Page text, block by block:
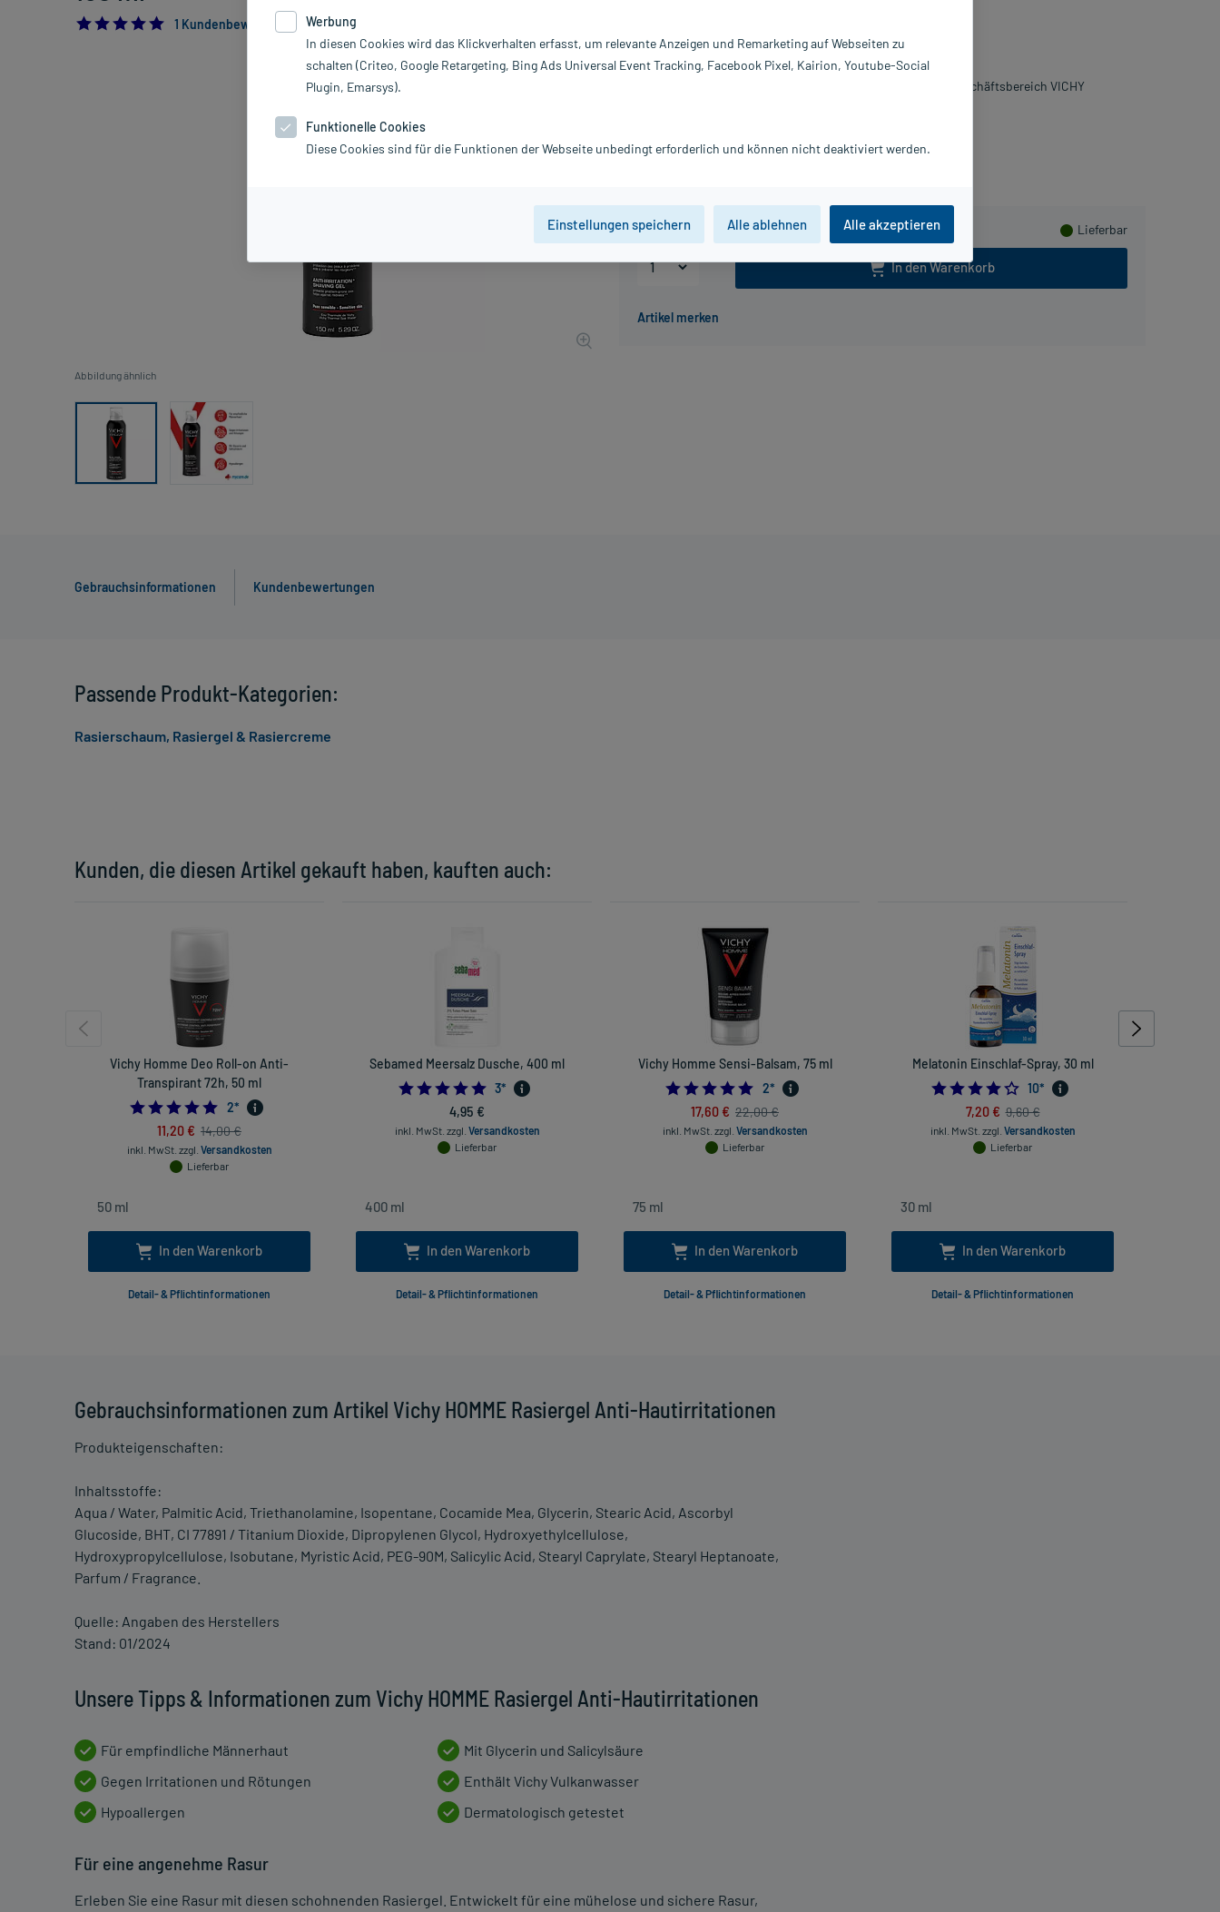
5.0
1 Kundenbewertung*
Abbildung ähnlich
Lieferbar
In den Warenkorb
Inhalt:
150 ml
PZN:
16354645
L'Oreal Deutschland GmbH Geschäftsbereich VICHY
Gebrauchsinformationen Kundenbewertungen
Gebrauchsinformationen zum Artikel Vichy HOMME Rasiergel Anti-Hautirritationen
Produkteigenschaften:
Inhaltsstoffe:
Aqua / Water, Palmitic Acid, Triethanolamine, Isopentane, Cocamide Mea, Glycerin, Stearic Acid, Ascorbyl
Glucoside, BHT, CI 77891 / Titanium Dioxide, Dipropylenen Glycol, Hydroxyethylcellulose,
Hydroxypropylcellulose, Isobutane, Myristic Acid, PEG-90M, Salicylic Acid, Stearyl Caprylate, Stearyl Heptanoate,
Parfum / Fragrance.
Quelle: Angaben des Herstellers
Stand: 01/2024
Unsere Tipps & Informationen zum Vichy HOMME Rasiergel Anti-Hautirritationen
Für empfindliche Männerhaut
Gegen Irritationen und Rötungen
Hypoallergen
Mit Glycerin und Salicylsäure
Enthält Vichy Vulkanwasser
Dermatologisch getestet
Für eine angenehme Rasur
Erleben Sie eine Rasur mit diesen schohnenden Rasiergel. Entwickelt für eine mühelose und sichere Rasur,
Kunden, die diesen Artikel gekauft haben, kauften auch:
Vichy Homme Deo Roll-on Anti-
Transpirant 72h, 50 ml
5.0
2*
11,20 € 14,00 €
inkl. MwSt. zzgl. Versandkosten
Lieferbar
In den Warenkorb
Detail- & Pflichtinformationen
Sebamed Meersalz Dusche, 400 ml
5.0
3*
4,95 €
inkl. MwSt. zzgl. Versandkosten
Lieferbar
In den Warenkorb
Detail- & Pflichtinformationen
Vichy Homme Sensi-Balsam, 75 ml
5.0
2*
17,60 € 22,00 €
inkl. MwSt. zzgl. Versandkosten
Lieferbar
In den Warenkorb
Detail- & Pflichtinformationen
Melatonin Einschlaf-Spray, 30 ml
4.1
10*
7,20 € 9,60 €
inkl. MwSt. zzgl. Versandkosten
Lieferbar
In den Warenkorb
Detail- & Pflichtinformationen
Passende Produkt-Kategorien:
Rasierschaum, Rasiergel & Rasiercreme
Werbung
In diesen Cookies wird das Klickverhalten erfasst, um relevante Anzeigen und Remarketing auf Webseiten zu
schalten (Criteo, Google Retargeting, Bing Ads Universal Event Tracking, Facebook Pixel, Kairion, Youtube-Social
Plugin, Emarsys).
Funktionelle Cookies
Diese Cookies sind für die Funktionen der Webseite unbedingt erforderlich und können nicht deaktiviert werden.
Einstellungen speichern Alle ablehnen Alle akzeptieren